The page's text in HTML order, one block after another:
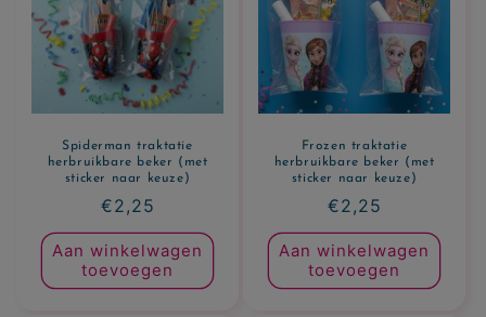
Spiderman traktatie
herbruikbare beker (met
sticker naar keuze)
Normale
prijs
€2,25
Aan winkelwagen
toevoegen
Frozen traktatie
herbruikbare beker (met
sticker naar keuze)
Normale
prijs
€2,25
Aan winkelwagen
toevoegen